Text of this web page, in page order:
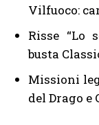
Vilfuoco:
Risse “Lo
busta
Missioni
del Drago e